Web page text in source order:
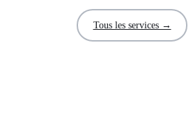
Tous les services →